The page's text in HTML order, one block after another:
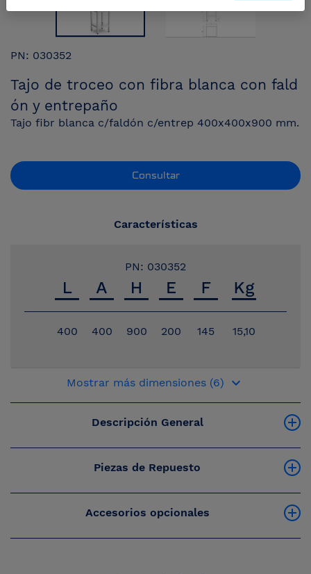
PN: 030352
Tajo de troceo con fibra blanca con fald
ón y entrepaño
Tajo fibr blanca c/faldón c/entrep 400x400x900 mm.
Consultar
Características
PN: 030352
400 400 900 200 145 15,10
Mostrar más dimensiones (6) keyboard_arrow_down
Descripción General
Piezas de Repuesto
Accesorios opcionales